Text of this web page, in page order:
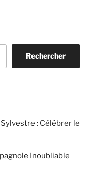
Rechercher
: Célébrer le
Inoubliable